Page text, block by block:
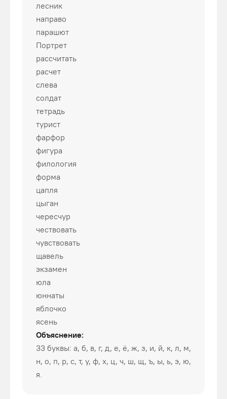
лесник
направо
парашют
Портрет
рассчитать
расчет
слева
солдат
тетрадь
турист
фарфор
фигура
филология
форма
цапля
цыган
чересчур
чествовать
чувствовать
щавель
экзамен
юла
юннаты
яблочко
ясень
Объяснение:
33 буквы: а, б, в, г, д, е, ё, ж, з, и, й, к, л, м,
н, о, п, р, с, т, у, ф, х, ц, ч, ш, щ, ъ, ы, ь, э, ю,
я.